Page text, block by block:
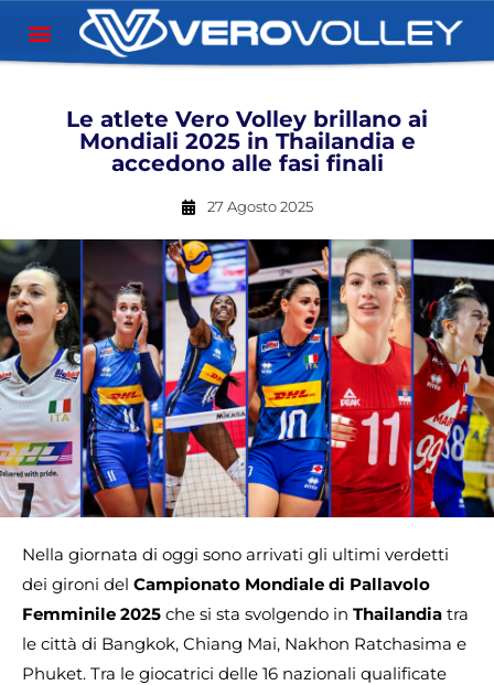
Le atlete Vero Volley brillano ai
Mondiali 2025 in Thailandia e
accedono alle fasi finali
27 Agosto 2025
Nella giornata di oggi sono arrivati gli ultimi verdetti
dei gironi del Campionato Mondiale di Pallavolo
Femminile 2025 che si sta svolgendo in Thailandia tra
le città di Bangkok, Chiang Mai, Nakhon Ratchasima e
Phuket. Tra le giocatrici delle 16 nazionali qualificate